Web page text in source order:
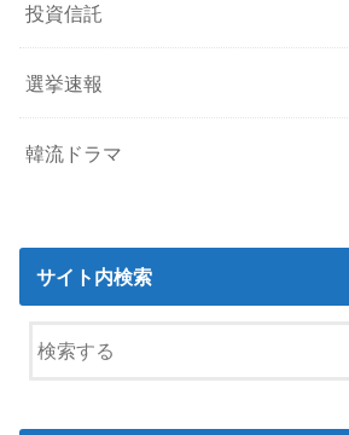
投資信託
選挙速報
韓流ドラマ
サイト内検索